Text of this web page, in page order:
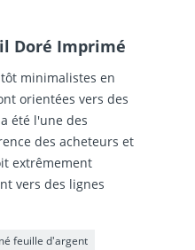
Doré Imprimé
minimalistes en
orientées vers des
été l'une des
des acheteurs et
extrêmement
vers des lignes
feuille d'argent